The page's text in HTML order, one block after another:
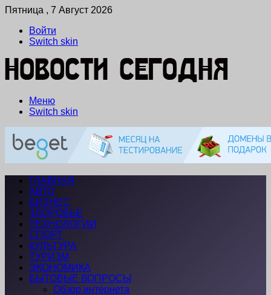
Пятница , 7 Август 2026
Войти
Switch skin
Меню
Switch skin
ГЛАВНАЯ
АВТО
БИЗНЕС
ЗДОРОВЬЕ
ТЕХНОЛОГИИ
СПОРТ
КУЛЬТУРА
ТУРИЗМ
ЭКОНОМИКА
БЫТОВЫЕ ВОПРОСЫ
Обзор интернета